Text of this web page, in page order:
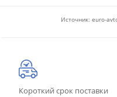
Источник: euro-
Короткий срок поставки